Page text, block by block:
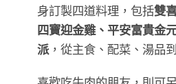
身訂製四道料理，包括雙
四寶迎金雞、平安富貴金
派，從主食、配菜、湯品